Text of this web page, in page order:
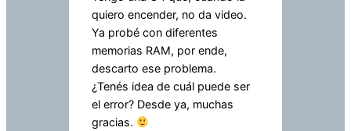
quiero encender, no da video.
Ya probé con diferentes
memorias RAM, por ende,
descarto ese problema.
¿Tenés idea de cuál puede ser
el error? Desde ya, muchas
gracias.